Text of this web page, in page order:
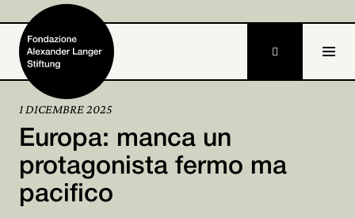
Home
Stiftung
Tätigkeiten und Projekte

1 DICEMBRE 2025
Europa: manca un
protagonista fermo ma
pacifico